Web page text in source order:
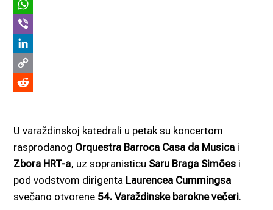
Link
Reddit
U varaždinskoj katedrali u petak su koncertom
rasprodanog Orquestra Barroca Casa da Musica i
Zbora HRT-a, uz sopranisticu Saru Braga Simões i
pod vodstvom dirigenta Laurencea Cummingsa
svečano otvorene 54. Varaždinske barokne večeri.